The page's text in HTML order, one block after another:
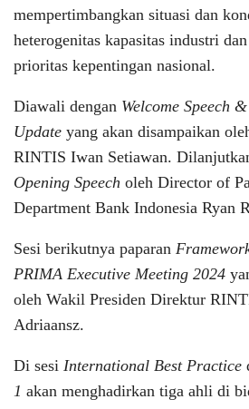
mempertimbangkan situasi dan
heterogenitas kapasitas industri
prioritas kepentingan nasional.
Diawali dengan Welcome Speech
Update yang akan disampaikan
RINTIS Iwan Setiawan.
Opening Speech oleh Director of
Department Bank Indonesia Ryan
Sesi berikutnya paparan
PRIMA Executive Meeting 2024
oleh Wakil Presiden Direktur
Adriaansz.
Di sesi International Best Practice
1 akan menghadirkan tiga ahli di